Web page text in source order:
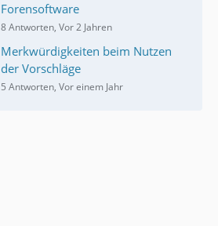
Forensoftware
8 Antworten, Vor 2 Jahren
Merkwürdigkeiten beim Nutzen
der Vorschläge
5 Antworten, Vor einem Jahr